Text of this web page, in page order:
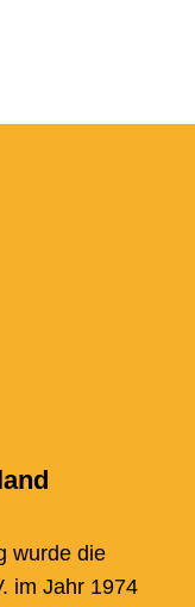
wurde die
im Jahr 1974